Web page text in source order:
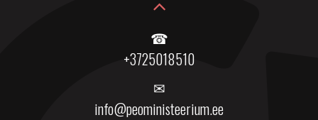
☎
+3725018510
✉
info@peoministeerium.ee